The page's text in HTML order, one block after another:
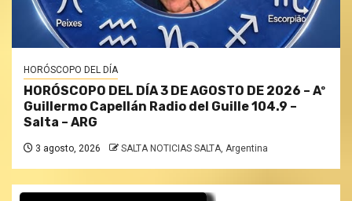
HORÓSCOPO DEL DÍA
HORÓSCOPO DEL DÍA 3 DE AGOSTO DE 2026 – Aº
Guillermo Capellán Radio del Guille 104.9 –
Salta – ARG
3 agosto, 2026 SALTA NOTICIAS SALTA, Argentina